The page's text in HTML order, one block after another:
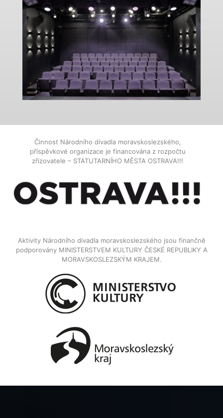
Činnost Národního divadla moravskoslezského,
příspěvkové organizace je financována z rozpočtu
zřizovatele – STATUTARNÍHO MĚSTA OSTRAVA!!!
Aktivity Národního divadla moravskoslezského jsou finančně
podporovány MINISTERSTVEM KULTURY ČESKÉ REPUBLIKY A
MORAVSKOSLEZSKÝM KRAJEM.